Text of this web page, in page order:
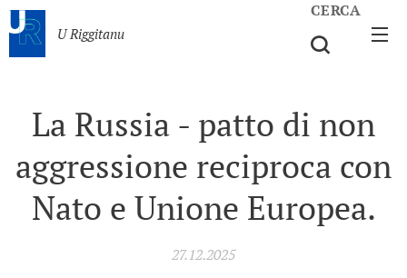
U Riggitanu
CERCA
La Russia - patto di non
aggressione reciproca con
Nato e Unione Europea.
27.12.2025